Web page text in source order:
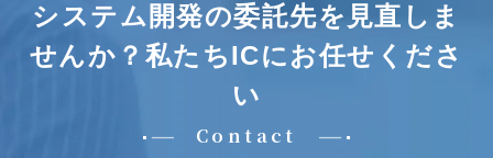
システム開発の委託先を見直しま
せんか？ 私たちICにお任せくださ
い
Contact